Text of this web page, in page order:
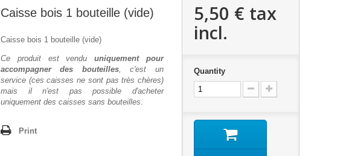
Caisse bois 1 bouteille (vide)
Caisse bois 1 bouteille (vide)
Ce produit est venduuniquement pour
accompagner des bouteilles , c'est un
service (ces caisses ne sont pas très chères)
mais il n'est pas possible d'acheter
uniquement des caisses sans bouteilles.
Print
5,50 € tax
incl.
Quantity